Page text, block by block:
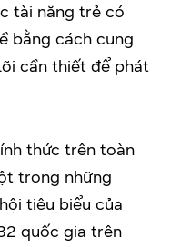
tài năng trẻ có
bằng cách cung
cần thiết để phát
thức trên toàn
trong những
tiêu biểu của
quốc gia trên